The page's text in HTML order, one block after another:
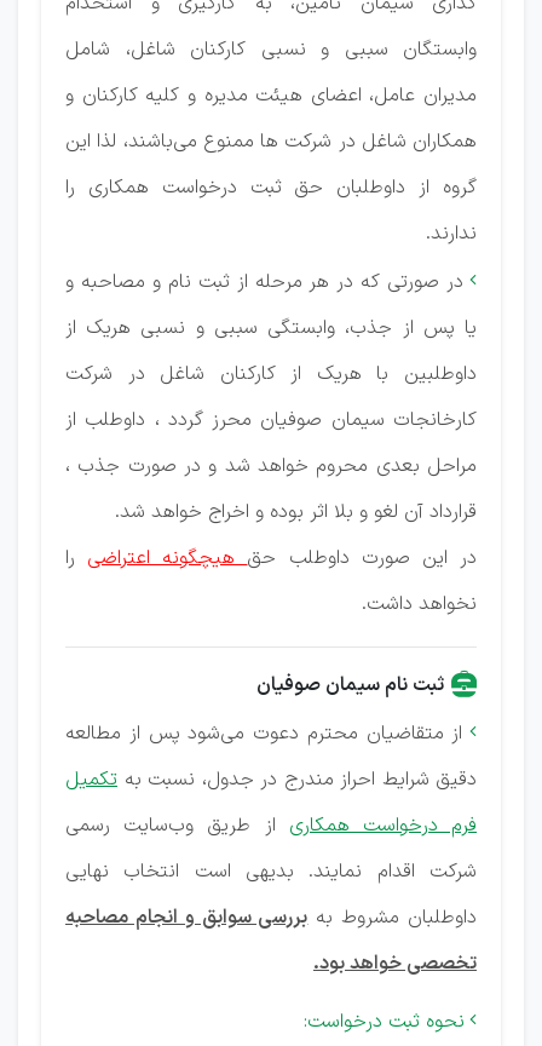
وابستگان سببی و نسبی کارکنان شاغل، شامل
مدیران عامل، اعضای هیئت مدیره و کلیه کارکنان و
همکاران شاغل در شرکت ها ممنوع می‌باشند، لذا این
گروه از داوطلبان حق ثبت درخواست همکاری را
ندارند.
 در صورتی که در هر مرحله از ثبت نام و مصاحبه و
یا پس از جذب، وابستگی سببی و نسبی هریک از
داوطلبین با هریک از کارکنان شاغل در شرکت
کارخانجات سیمان صوفیان محرز گردد ، داوطلب از
مراحل بعدی محروم خواهد شد و در صورت جذب ،
قرارداد آن لغو و بلا اثر بوده و اخراج خواهد شد.
در این صورت داوطلب حقهیچگونه اعتراضی را
نخواهد داشت.
ثبت نام سیمان صوفیان
 از متقاضیان محترم دعوت می‌شود پس از مطالعه
دقیق شرایط احراز مندرج در جدول، نسبت به تکمیل
فرم درخواست همکاری از طریق وب‌سایت رسمی
شرکت اقدام نمایند. بدیهی است انتخاب نهایی
داوطلبان مشروط بهبررسی سوابق و انجام مصاحبه
تخصصی خواهد بود.
 نحوه ثبت درخواست: